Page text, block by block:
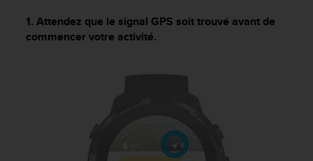
1. Attendez que le signal GPS soit trouvé avant de
commencer votre activité.